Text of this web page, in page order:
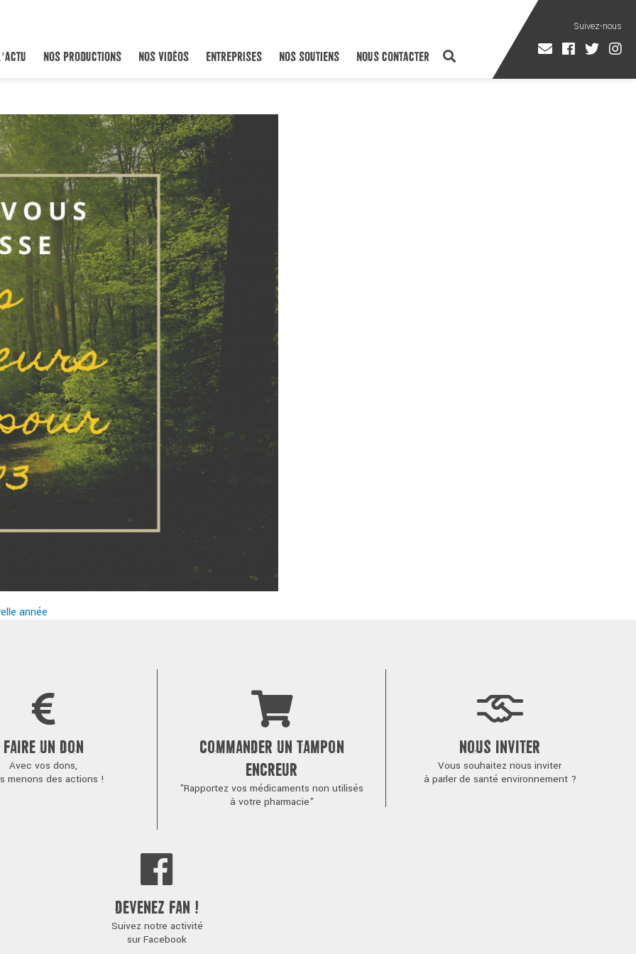
NOS PRODUCTIONS NOS VIDÉOS ENTREPRISES NOS SOUTIENS NOUS CONTACTER
année
FAIRE UN DON
Avec vos dons,
menons des actions !
COMMANDER UN TAMPON
ENCREUR
"Rapportez vos médicaments non utilisés
à votre pharmacie"
NOUS INVITER
Vous souhaitez nous inviter
à parler de santé environnement ?
DEVENEZ FAN !
Suivez notre activité
sur Facebook